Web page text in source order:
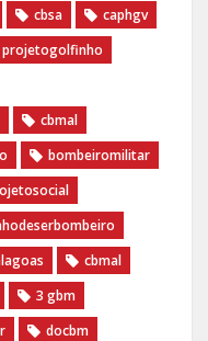
cbsa
caphgv
projetogolfinho
cbmal
bombeiromilitar
cbmal
3 gbm
docbm